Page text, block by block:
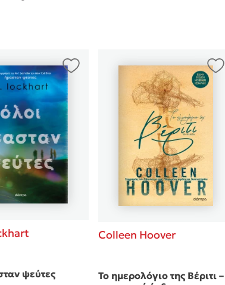
ψεύτες
Colleen Hoover
Το ημερολόγιο της Βέριτι –